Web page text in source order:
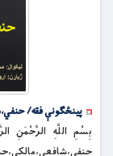
پینځګونې فقه/
بِسْمِ اللَّهِ الرَّحْمَنِ